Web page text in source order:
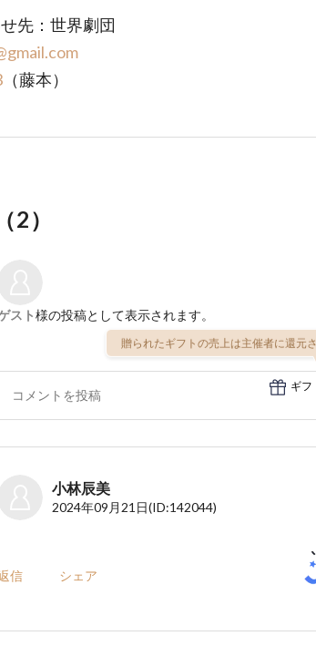
先：世界劇団
（藤本）
2）
スト様の投稿として表示されます。
贈られたギフトの売上は主催者に還元
ギフ
小林辰美
2024年09月21日(ID:142044)
信 シェア